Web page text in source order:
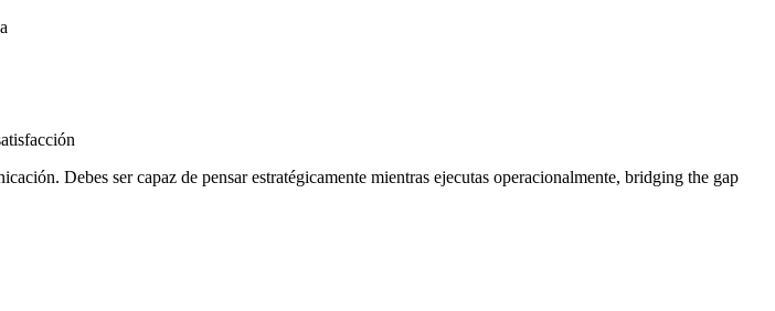
Debes ser capaz de pensar estratégicamente mientras ejecutas operacionalmente, bridging the gap